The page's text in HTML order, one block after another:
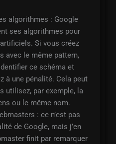
algorithmes : Google
ses algorithmes pour
Si vous créez
avec le même pattern,
ce schéma et
à une pénalité. Cela peut
utilisez, par exemple, la
ou le même nom.
: ce n’est pas
de Google, mais j’en
finit par remarquer